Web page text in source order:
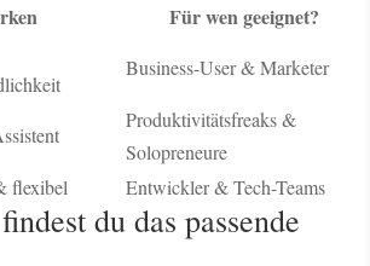
Für wen geeignet?
Business-User & Marketer
Produktivitätsfreaks &
Solopreneure
flexibel Entwickler & Tech-Teams
du das passende